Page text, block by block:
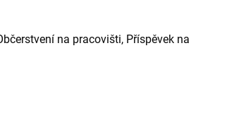
na pracovišti, Příspěvek na